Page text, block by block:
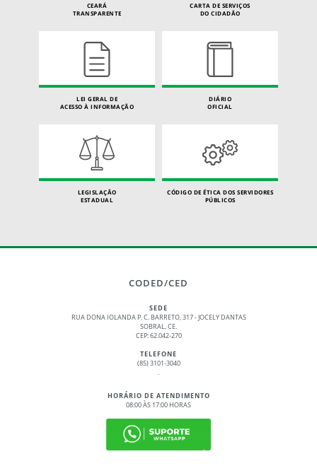
CEARÁ
TRANSPARENTE
CARTA DE SERVIÇOS
DO CIDADÃO
LEI GERAL DE
ACESSO À INFORMAÇÃO
DIÁRIO
OFICIAL
LEGISLAÇÃO
ESTADUAL
CÓDIGO DE ÉTICA DOS SERVIDORES
PÚBLICOS
CODED/CED
SEDE
RUA DONA IOLANDA P. C. BARRETO, 317 - JOCELY DANTAS
SOBRAL, CE.
CEP: 62.042-270
TELEFONE
(85) 3101-3040
.
HORÁRIO DE ATENDIMENTO
08:00 ÀS 17:00 HORAS